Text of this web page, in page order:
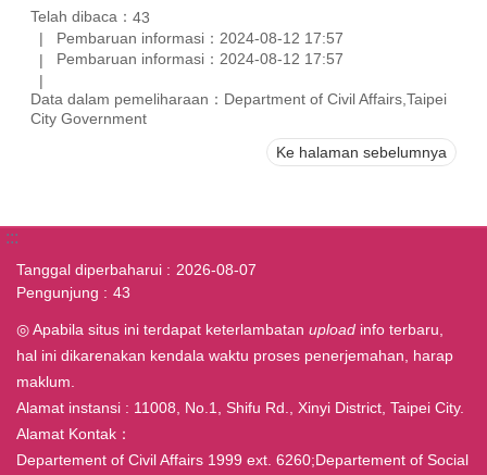
Telah dibaca： 43
Pembaruan informasi：2024-08-12 17:57
Pembaruan informasi：2024-08-12 17:57
Data dalam pemeliharaan：Department of Civil Affairs,Taipei
City Government
Ke halaman sebelumnya
:::
Tanggal diperbaharui
2026-08-07
Pengunjung
43
◎ Apabila situs ini terdapat keterlambatan upload info terbaru,
hal ini dikarenakan kendala waktu proses penerjemahan, harap
maklum.
Alamat instansi : 11008, No.1, Shifu Rd., Xinyi District, Taipei City.
Alamat Kontak：
Departement of Civil Affairs 1999 ext. 6260;Departement of Social